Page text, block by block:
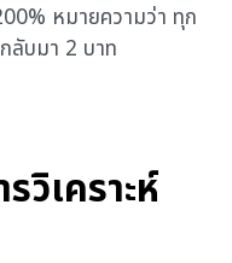
หมายความว่า ทุก
ลับมา 2 บาท
เคราะห์